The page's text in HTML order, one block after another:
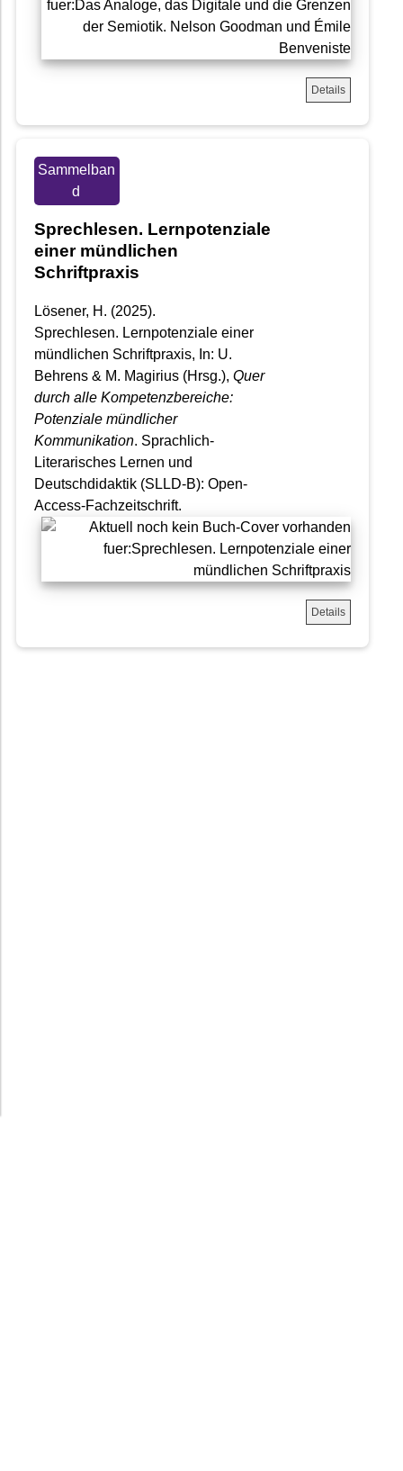
Details
Sammelban
d
Sprechlesen. Lernpotenziale
einer mündlichen
Schriftpraxis
Lösener, H. (2025).
Sprechlesen. Lernpotenziale einer
mündlichen Schriftpraxis, In: U.
Behrens & M. Magirius (Hrsg.), Quer
durch alle Kompetenzbereiche:
Potenziale mündlicher
Kommunikation. Sprachlich-
Literarisches Lernen und
Deutschdidaktik (SLLD-B): Open-
Access-Fachzeitschrift.
Details